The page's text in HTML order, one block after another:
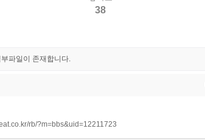
38
파일이 존재합니다.
rb/?m=bbs&uid=12211723